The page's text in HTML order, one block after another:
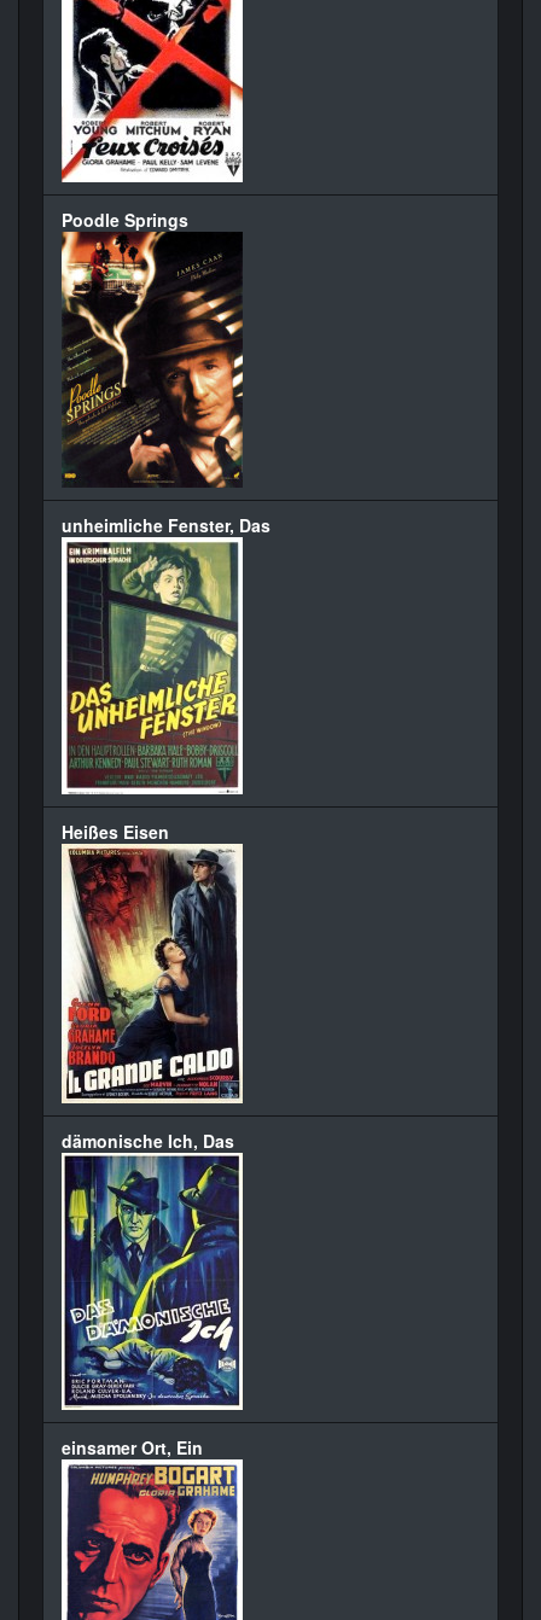
Poodle Springs
unheimliche Fenster, Das
Heißes Eisen
dämonische Ich, Das
einsamer Ort, Ein